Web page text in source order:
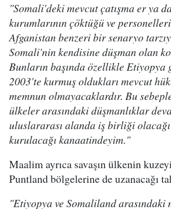
"Somali'deki mevcut çatışma er ya
kurumlarının çöktüğü ve
Afganistan benzeri bir senaryo
Somali'nin kendisine düşman olan
Bunların başında özellikle Etiyopya
2003'te kurmuş oldukları mevcut
memnun olmayacaklardır. Bu
ülkeler arasındaki düşmanlıklar
uluslararası alanda iş birliği
kurulacağı kanaatindeyim."
Maalim ayrıca savaşın ülkenin
Puntland bölgelerine de uzanacağı
"Etiyopya ve Somaliland arasındaki